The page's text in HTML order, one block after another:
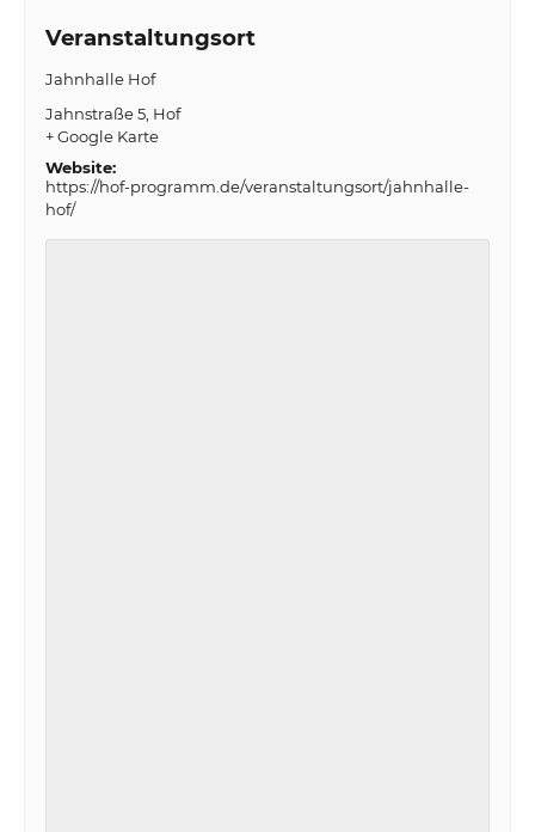
Veranstaltungsort
Jahnhalle Hof
Jahnstraße 5 Hof
+ Google Karte
Website:
https://hof-programm.de/veranstaltungsort/jahnhalle-
hof/